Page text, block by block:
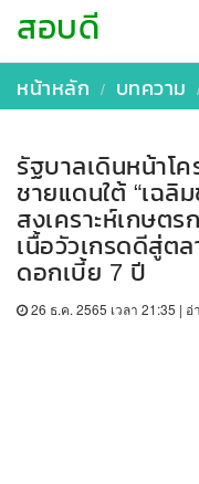
สอบดี
หน้าหลัก บทความ
รัฐบาลเดินหน้าโ
ชายแดนใต้ “เฉลิ
สงเคราะห์เกษต
เนื้อวัวเกรดดีสู่ต
ดอกเบี้ย 7 ปี
26 ธ.ค. 2565 เวลา 21:35 | อ่